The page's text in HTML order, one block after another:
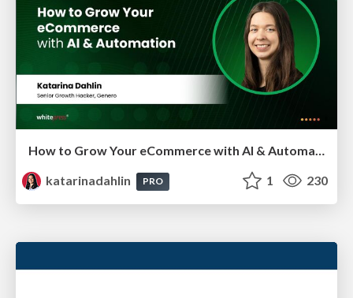
How to Grow Your eCommerce with AI & Automation
katarinadahlin
PRO 1 230